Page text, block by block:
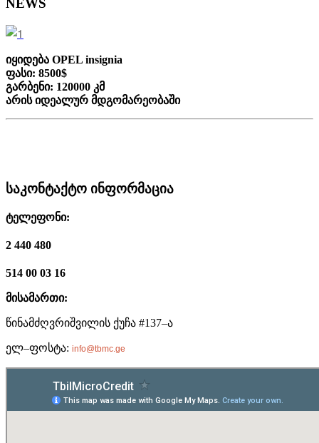
NEWS
იყიდება OPEL insignia
ფასი: 8500$
გარბენი: 120000 კმ
არის იდეალურ მდგომარეობაში
საკონტაქტო ინფორმაცია
ტელეფონი:
2 440 480
514 00 03 16
მისამართი:
წინამძღვრიშვილის ქუჩა #137–ა
ელ–ფოსტა: info@tbmc.ge